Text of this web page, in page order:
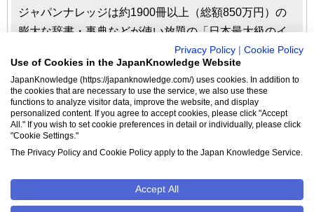
ジャパンナレッジは約1900冊以上（総額850万円）の
膨大な辞書・事典などが使い放題の「日本最大級のイ
ンターネット辞書・事典・叢書サイト」です。日本国
内のみならず、海外の有名大学から図書館まで、多く
の機関で利用されています。
ジャパンナレッジの利用料金や収録辞事典について詳しく
クッキーポリシー Cookie設定
Privacy Policy
Cookie Policy
Use of Cookies in the JapanKnowledge Website
JapanKnowledge (https://japanknowledge.com/) uses cookies. In addition to
the cookies that are necessary to use the service, we also use these
functions to analyze visitor data, improve the website, and display
personalized content. If you agree to accept cookies, please click "Accept
All." If you wish to set cookie preferences in detail or individually, please click
"Cookie Settings."
The Privacy Policy and Cookie Policy apply to the Japan Knowledge Service.
Accept All